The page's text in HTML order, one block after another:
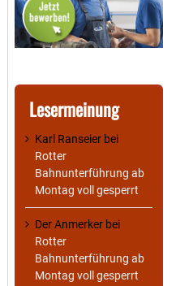
Lesermeinung
Karl Ranseier bei
Rotter
Bahnunterführung ab
Montag voll gesperrt
Der Anmerker bei
Rotter
Bahnunterführung ab
Montag voll gesperrt